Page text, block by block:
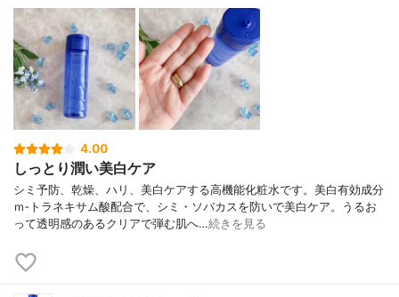
4.00
しっとり潤い美白ケア
シミ予防、乾燥、ハリ、美白ケアする高機能化粧水です。美白有効成分
ｍ‐トラネキサム酸配合で、シミ・ソバカスを防いで美白ケア。うるお
って透明感のあるクリアで弾む肌へ…続きを見る